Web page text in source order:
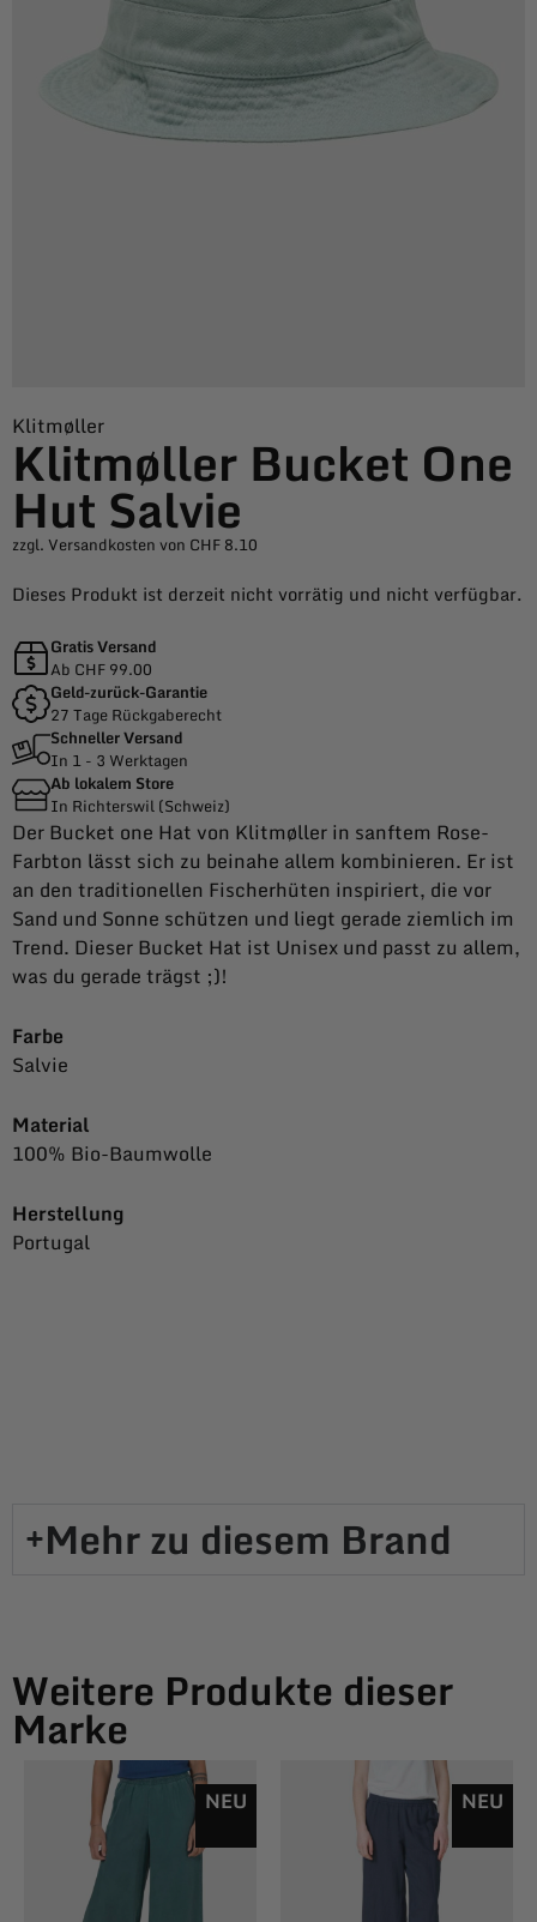
Klitmøller
Klitmøller Bucket One
Hut Salvie
zzgl. Versandkosten von CHF 8.10
Dieses Produkt ist derzeit nicht vorrätig und nicht verfügbar.
Gratis Versand
Ab CHF 99.00
Geld-zurück-Garantie
27 Tage Rückgaberecht
Schneller Versand
In 1 - 3 Werktagen
Ab lokalem Store
In Richterswil (Schweiz)
Der Bucket one Hat von Klitmøller in sanftem Rose-
Farbton lässt sich zu beinahe allem kombinieren. Er ist
an den traditionellen Fischerhüten inspiriert, die vor
Sand und Sonne schützen und liegt gerade ziemlich im
Trend. Dieser Bucket Hat ist Unisex und passt zu allem,
was du gerade trägst ;)!
Farbe
Salvie
Material
100% Bio-Baumwolle
Herstellung
Portugal
Mehr zu diesem Brand​
Weitere Produkte dieser
Marke
NEU NEU